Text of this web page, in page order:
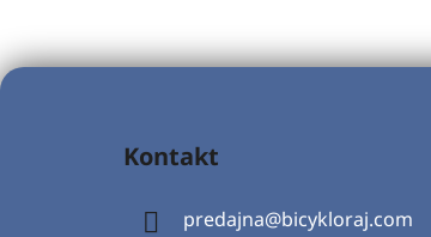
Kontakt
predajna@bicykloraj.com